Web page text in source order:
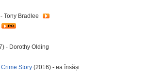
Tony Bradlee
- Dorothy Olding
Story (2016) - ea însăși